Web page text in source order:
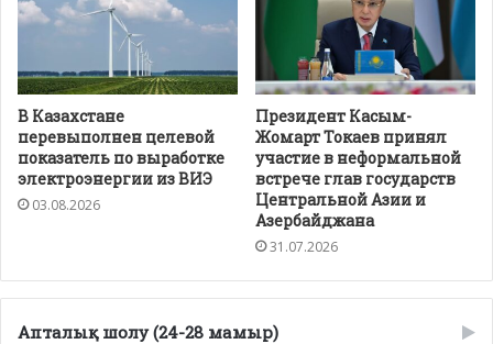
В Казахстане
перевыполнен целевой
показатель по выработке
электроэнергии из ВИЭ
03.08.2026
Президент Касым-
Жомарт Токаев принял
участие в неформальной
встрече глав государств
Центральной Азии и
Азербайджана
31.07.2026
Апталық шолу (24-28 мамыр)